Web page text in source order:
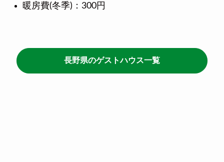
暖房費(冬季)：300円
長野県のゲストハウス一覧